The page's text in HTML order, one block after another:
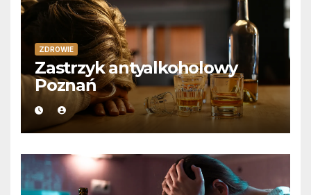
ZDROWIE
Zastrzyk antyalkoholowy
Poznań